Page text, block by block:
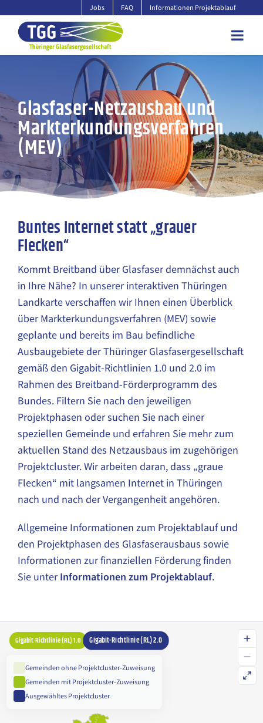
Inhalt
springen
Jobs FAQ Informationen Projektablauf
Glasfaser-Netzausbau und
Markterkundungsverfahren
(MEV)
Buntes Internet statt „grauer
Flecken“
Kommt Breitband über Glasfaser demnächst auch
in Ihre Nähe? In unserer interaktiven Thüringen
Landkarte verschaffen wir Ihnen einen Überblick
über Markterkundungsverfahren (MEV) sowie
geplante und bereits im Bau befindliche
Ausbaugebiete der Thüringer Glasfasergesellschaft
gemäß den Gigabit-Richtlinien 1.0 und 2.0 im
Rahmen des Breitband-Förderprogramm des
Bundes. Filtern Sie nach den jeweiligen
Projektphasen oder suchen Sie nach einer
speziellen Gemeinde und erfahren Sie mehr zum
aktuellen Stand des Netzausbaus im zugehörigen
Projektcluster. Wir arbeiten daran, dass „graue
Flecken“ mit langsamen Internet in Thüringen
nach und nach der Vergangenheit angehören.
Allgemeine Informationen zum Projektablauf und
den Projektphasen des Glasfaserausbaus sowie
Informationen zur finanziellen Förderung finden
Sie unterInformationen zum Projektablauf.